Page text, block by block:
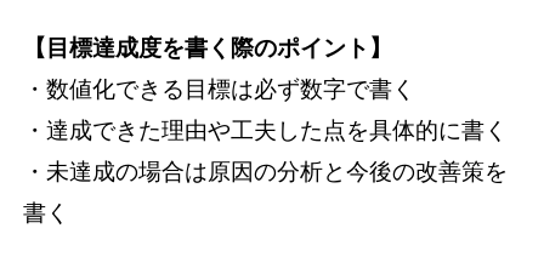
【目標達成度を書く際のポイント】
・数値化できる目標は必ず数字で書く
・達成できた理由や工夫した点を具体的に書く
・未達成の場合は原因の分析と今後の改善策を
書く